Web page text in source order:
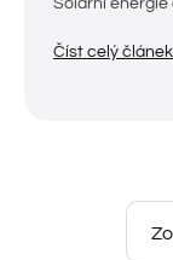
Solární energie
Číst celý článek